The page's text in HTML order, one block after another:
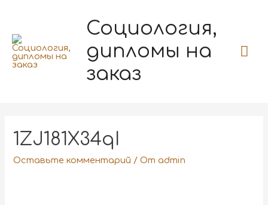
Социология,
дипломы на
заказ
1ZJ181X34qI
Оставьте комментарий / От admin